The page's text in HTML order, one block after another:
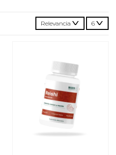
Relevancia 6